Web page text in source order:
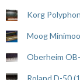
Korg
Moog
Oberheim